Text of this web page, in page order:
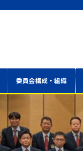
委員会構成・組織